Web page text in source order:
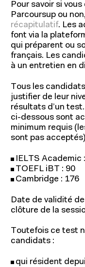
Pour savoir si
Parcoursup ou
récapitulatif. Les
font via la
qui préparent ou
français. Les
à un entretien en
Tous les
justifier de leur
résultats d’un
ci-dessous sont
minimum requis
sont pas
IELTS Academic
TOEFL iBT : 90
Cambridge : 176
Date de validité
clôture de la
Toutefois ce test
candidats :
qui résident